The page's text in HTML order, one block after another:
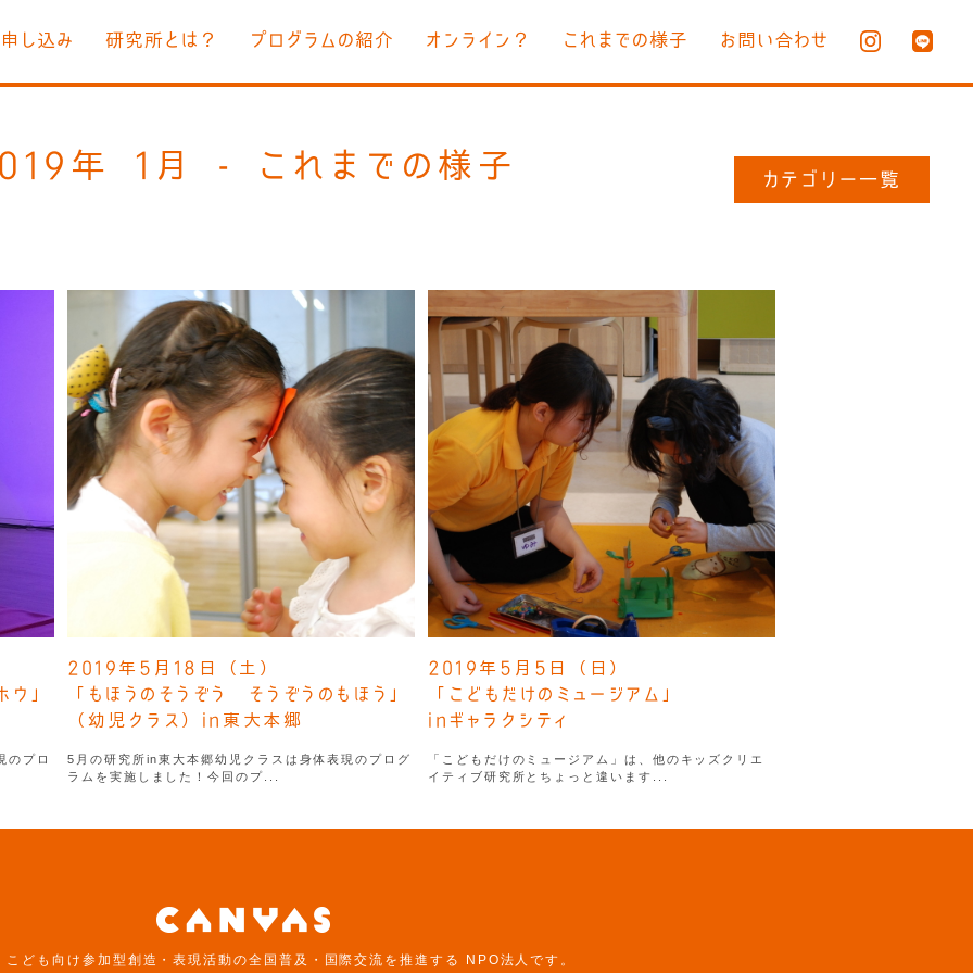
し込み 研究所とは？ プログラムの紹介 オンライン？ これまでの様子 お問い合わせ
年 1月 - これまでの様子 カテゴリー一覧
ウ」
のプロ
2019年5月18日（土）
「もほうのそうぞう そうぞうのもほう」
（幼児クラス）in東大本郷
5月の研究所in東大本郷幼児クラスは身体表現のプログ
ラムを実施しました！今回のプ...
2019年5月5日（日）
「こどもだけのミュージアム」
inギャラクシティ
「こどもだけのミュージアム」は、他のキッズクリエ
イティブ研究所とちょっと違います...
ども向け参加型創造・表現活動の全国普及・国際交流を推進する NPO法人です。